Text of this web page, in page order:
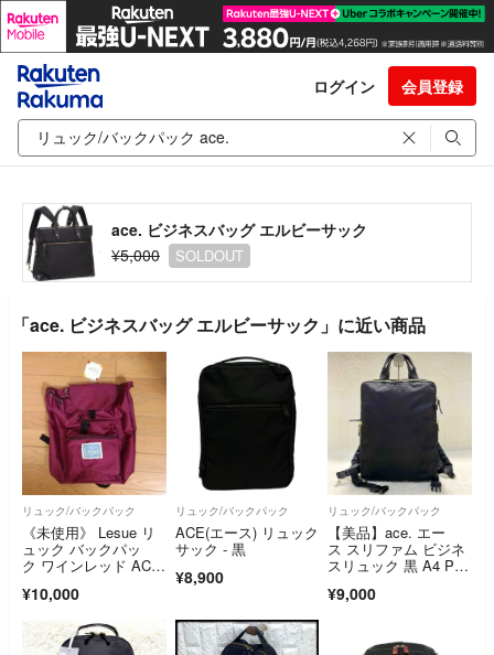
ログイン 会員登録
ace. ビジネスバッグ エルビーサック
¥5,000
SOLDOUT
「ace. ビジネスバッグ エルビーサック」に近い商品
リュック/バックパック
《未使用》 Lesue リ
ュック バックパッ
ク ワインレッド AC
¥10,000
リュック/バックパック
ACE(エース) リュック
サック - 黒
¥8,900
リュック/バックパック
【美品】ace. エー
ス スリファム ビジネ
スリュック 黒 A4 PC
¥9,000